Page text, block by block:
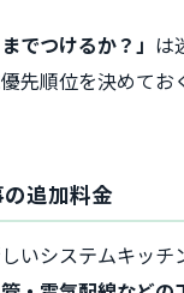
でつけるか？」 は
先順位を決めてお
追加料金
いシステムキッチ